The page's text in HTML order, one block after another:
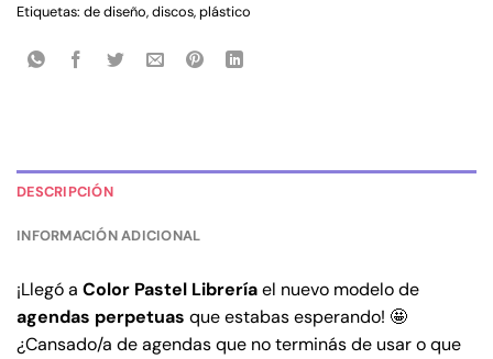
Etiquetas: de diseño,discos,plástico
DESCRIPCIÓN
INFORMACIÓN ADICIONAL
¡Llegó a Color Pastel Libreríael nuevo modelo de
agendas perpetuas que estabas esperando! 🤩
¿Cansado/a de agendas que no terminás de usar o que